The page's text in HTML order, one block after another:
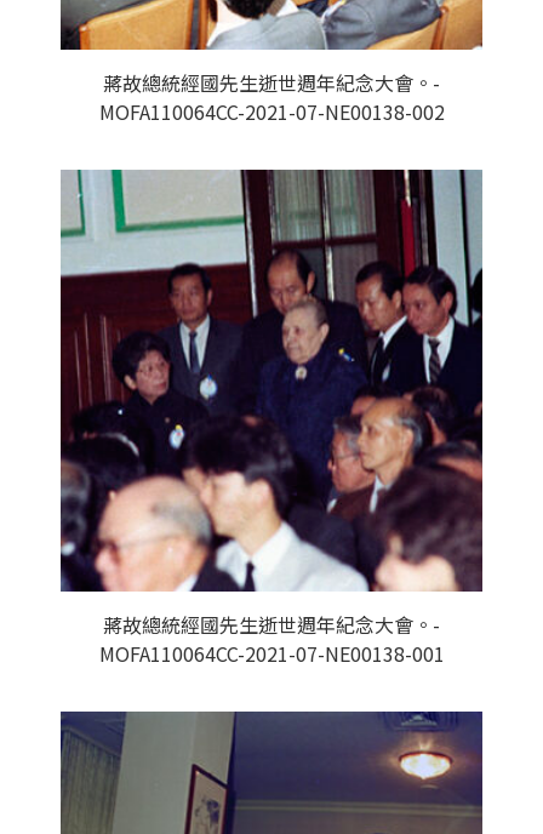
蔣故總統經國先生逝世週年紀念大會。-
MOFA110064CC-2021-07-NE00138-002
蔣故總統經國先生逝世週年紀念大會。-
MOFA110064CC-2021-07-NE00138-001